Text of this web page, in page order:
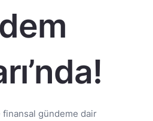
finansal gündeme dair